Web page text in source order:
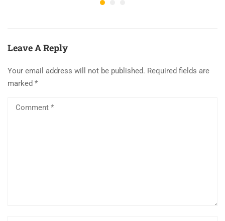
Leave A Reply
Your email address will not be published. Required fields are
marked *